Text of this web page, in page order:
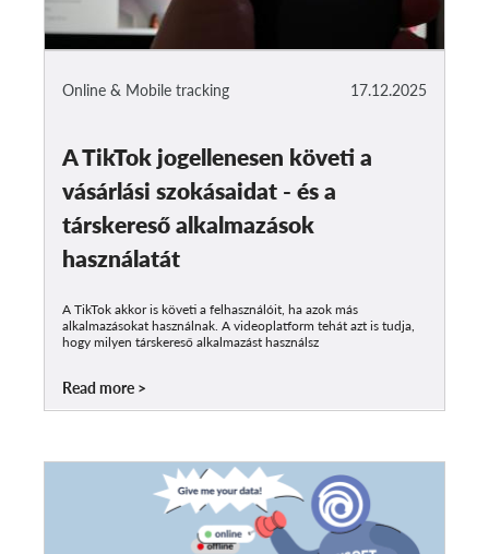
17.12.2025
Online & Mobile tracking
A TikTok jogellenesen követi a
vásárlási szokásaidat - és a
társkereső alkalmazások
használatát
A TikTok akkor is követi a felhasználóit, ha azok más
alkalmazásokat használnak. A videoplatform tehát azt is tudja,
hogy milyen társkereső alkalmazást használsz
Read more